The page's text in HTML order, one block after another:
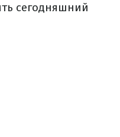
сегодняшний